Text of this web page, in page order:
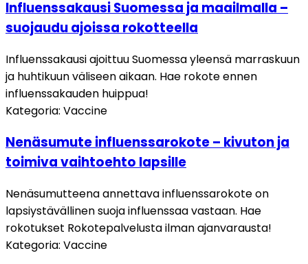
Influenssakausi Suomessa ja maailmalla –
suojaudu ajoissa rokotteella
Influenssakausi ajoittuu Suomessa yleensä marraskuun
ja huhtikuun väliseen aikaan. Hae rokote ennen
influenssakauden huippua!
Kategoria: Vaccine
Nenäsumute influenssarokote – kivuton ja
toimiva vaihtoehto lapsille
Nenäsumutteena annettava influenssarokote on
lapsiystävällinen suoja influenssaa vastaan. Hae
rokotukset Rokotepalvelusta ilman ajanvarausta!
Kategoria: Vaccine